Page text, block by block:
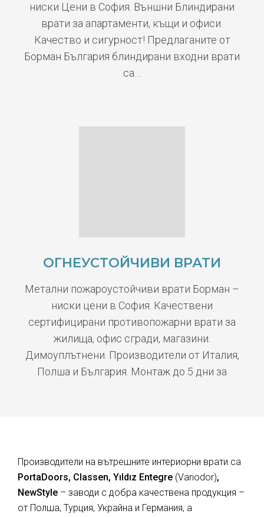
ниски Цени в София. Външни Блиндирани
врати за апартаменти, къщи и офиси.
Качество и сигурност! Предлаганите от
Борман България блиндирани входни врати
са…
ОГНЕУСТОЙЧИВИ ВРАТИ
Метални пожароустойчиви врати Борман –
ниски цени в София. Качествени
сертифицирани противопожарни врати за
жилища, офис сгради, магазини.
Димоуплътнени. Производители от Италия,
Полша и България. Монтаж до 5 дни за
Производители на вътрешните интериорни врати са
PortaDoors, Classen, Yıldız Entegre (Variodor),
NewStyle – заводи с добра качествена продукция –
от Полша, Турция, Украйна и Германия, а